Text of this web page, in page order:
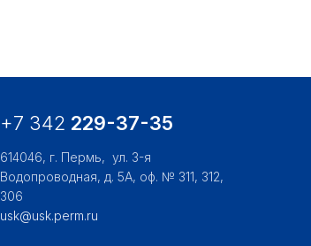
+7 342 229-37-35
614046, г. Пермь, ул. 3-я
Водопроводная, д. 5А, оф. № 311, 312,
306
usk@usk.perm.ru